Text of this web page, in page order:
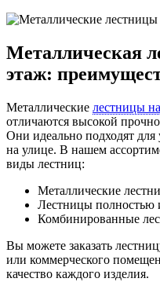
Металлическая
этаж:
Металлические лестницы
отличаются высокой
Они идеально подходят для
на улице. В нашем
виды лестниц:
Металлические
Лестницы полностью
Комбинированные
Вы можете заказать
или коммерческого
качество каждого изделия.